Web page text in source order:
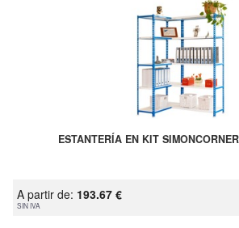
ESTANTERÍA EN KIT
A partir de: 193.67 €
SIN IVA